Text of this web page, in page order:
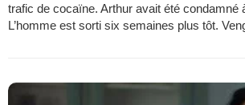
trafic de cocaïne. Arthur avait été condamné
L’homme est sorti six semaines plus tôt.